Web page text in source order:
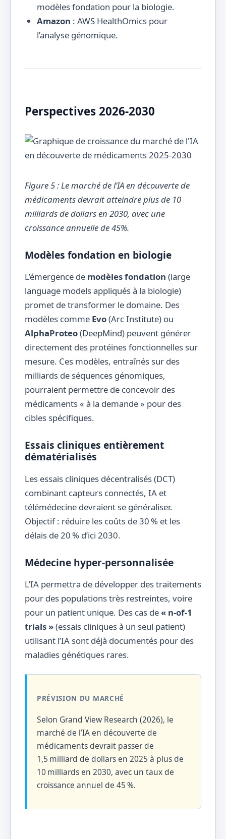
modèles fondation pour la biologie.
Amazon : AWS HealthOmics pour
l’analyse génomique.
Perspectives 2026-2030
Figure 5 : Le marché de l’IA en découverte de
médicaments devrait atteindre plus de 10
milliards de dollars en 2030, avec une
croissance annuelle de 45%.
Modèles fondation en biologie
L’émergence de modèles fondation (large
language models appliqués à la biologie)
promet de transformer le domaine. Des
modèles comme Evo(Arc Institute) ou
AlphaProteo(DeepMind) peuvent générer
directement des protéines fonctionnelles sur
mesure. Ces modèles, entraînés sur des
milliards de séquences génomiques,
pourraient permettre de concevoir des
médicaments « à la demande » pour des
cibles spécifiques.
Essais cliniques entièrement
dématérialisés
Les essais cliniques décentralisés (DCT)
combinant capteurs connectés, IA et
télémédecine devraient se généraliser.
Objectif : réduire les coûts de 30 % et les
délais de 20 % d’ici 2030.
Médecine hyper-personnalisée
L’IA permettra de développer des traitements
pour des populations très restreintes, voire
pour un patient unique. Des cas de« n-of-1
trials »(essais cliniques à un seul patient)
utilisant l’IA sont déjà documentés pour des
maladies génétiques rares.
PRÉVISION DU MARCHÉ
Selon Grand View Research (2026), le
marché de l’IA en découverte de
médicaments devrait passer de
1,5 milliard de dollars en 2025 à plus de
10 milliards en 2030, avec un taux de
croissance annuel de 45 %.